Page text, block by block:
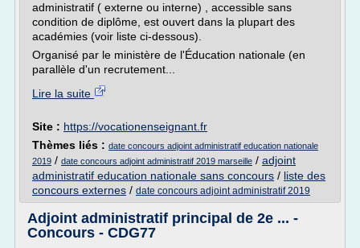
administratif ( externe ou interne) , accessible sans
condition de diplôme, est ouvert dans la plupart des
académies (voir liste ci-dessous).
Organisé par le ministère de l'Éducation nationale (en
parallèle d'un recrutement...
Lire la suite
Site : https://vocationenseignant.fr
Thèmes liés : date concours adjoint administratif education nationale
2019 / date concours adjoint administratif 2019 marseille / adjoint
administratif education nationale sans concours / liste des
concours externes / date concours adjoint administratif 2019
Adjoint administratif principal de 2e ... -
Concours - CDG77